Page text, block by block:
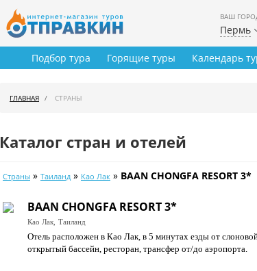
ВАШ
Пермь
Подбор тура Горящие туры Календарь
ГЛАВНАЯ СТРАНЫ
Каталог стран и отелей
Страны » Таиланд » Као Лак » BAAN CHONGFA RESORT 3*
BAAN CHONGFA RESORT 3*
Као Лак, Таиланд
Отель расположен в Као Лак, в 5 минутах езды от
открытый бассейн, ресторан, трансфер от/до аэропорта.